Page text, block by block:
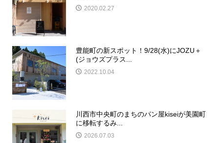
2020.02.27
豊能町の新スポット！9/28(水)にJOZU＋
(ジョウズプラス...
2022.10.04
川西市中央町のまちのパン屋kiseiが美園町
に移転するみ...
2026.07.03